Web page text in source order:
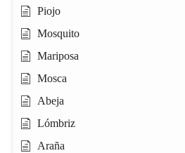
Piojo
Mosquito
Mariposa
Mosca
Abeja
Lómbriz
Araña